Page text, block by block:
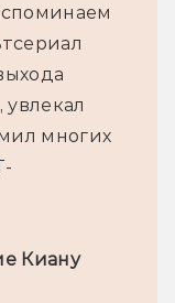
многих
Киану